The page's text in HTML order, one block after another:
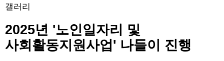
갤러리
2025년 '노인일자리 및
사회활동지원사업' 나들이 진행